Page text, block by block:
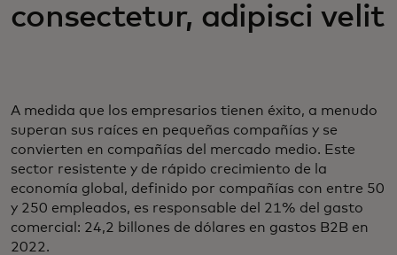
consectetur, adipisci velit
A medida que los empresarios tienen éxito, a menudo
superan sus raíces en pequeñas compañías y se
convierten en compañías del mercado medio. Este
sector resistente y de rápido crecimiento de la
economía global, definido por compañías con entre 50
y 250 empleados, es responsable del 21% del gasto
comercial: 24,2 billones de dólares en gastos B2B en
2022.